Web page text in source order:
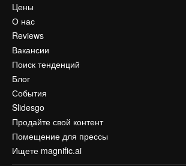
Цены
О нас
Reviews
Вакансии
Поиск тенденций
Блог
События
Slidesgo
Продайте свой контент
Помещение для прессы
Ищете magnific.ai